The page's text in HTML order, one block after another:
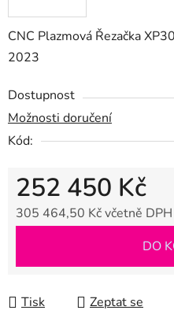
CNC Plazmová Řezačka
2023
Dostupnost
Možnosti doručení
Kód:
252 450 Kč
305 464,50 Kč včetně DPH
DO
Tisk Zeptat se